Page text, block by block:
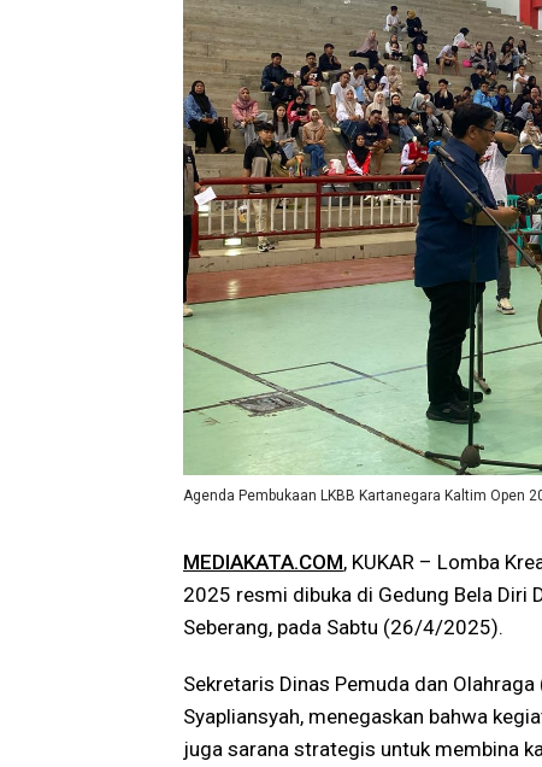
Agenda Pembukaan LKBB Kartanegara Kaltim Open
MEDIAKATA.COM, KUKAR – Lomba
2025 resmi dibuka di Gedung Bela Diri
Seberang, pada Sabtu (26/4/2025).
Sekretaris Dinas Pemuda dan
Syapliansyah, menegaskan bahwa
juga sarana strategis untuk membina